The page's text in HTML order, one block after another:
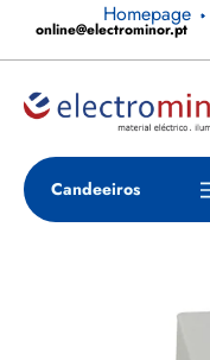
o
conteúdo
online@electrominor.pt
Candeeiros
Homepage